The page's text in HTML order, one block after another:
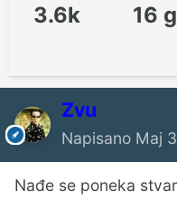
3.6k 16
Zvu
Napisano Maj
Nađe se poneka